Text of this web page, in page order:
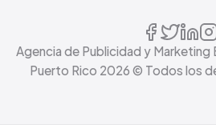
Agencia de Publicidad y Marketing
Puerto Rico 2026 © Todos los